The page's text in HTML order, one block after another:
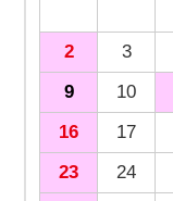
2
3
9
10
16
17
23
24